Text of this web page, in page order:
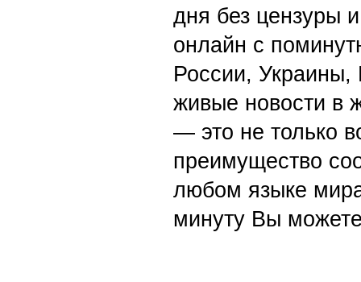
дня без цензуры
онлайн с
России,
живые новости в
— это не только
преимущество
любом языке
минуту Вы